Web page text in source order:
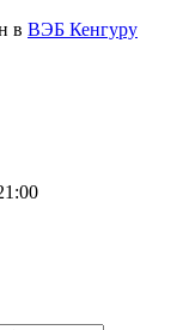
в ВЭБ Кенгуру